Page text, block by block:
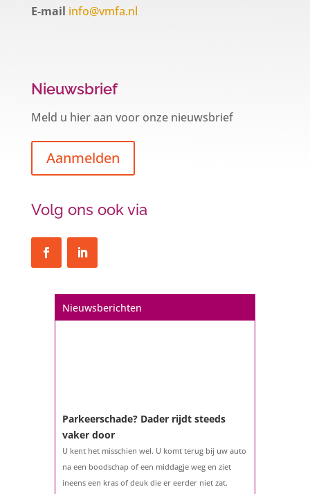
E-mail info@vmfa.nl
Nieuwsbrief
Meld u hier aan voor onze nieuwsbrief
Aanmelden
Volg ons ook via
Nieuwsberichten
Parkeerschade? Dader rijdt steeds
vaker door
U kent het misschien wel. U komt terug bij uw auto
na een boodschap of een middagje weg en ziet
ineens een kras of deuk die er eerder niet zat.